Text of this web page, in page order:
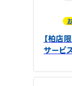
【柏店
サービ